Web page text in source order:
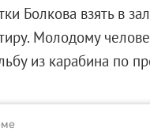
Болкова взять в
Молодому
из карабина по